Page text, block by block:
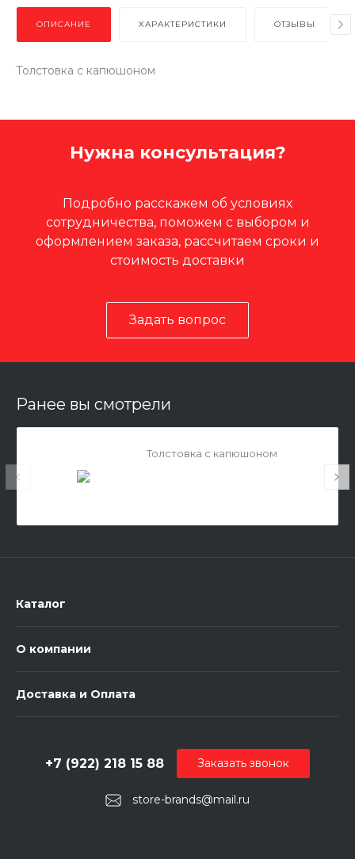
ОПИСАНИЕ ХАРАКТЕРИСТИКИ ОТЗЫВЫ
Толстовка с капюшоном
Нужна консультация?
Подробно расскажем об условиях
сотрудничества, поможем с выбором и
оформлением заказа, рассчитаем сроки и
стоимость доставки
Задать вопрос
Ранее вы смотрели
Толстовка с капюшоном
Каталог
О компании
Доставка и Оплата
store-brands@mail.ru
+7 (922) 218 15 88 Заказать звонок